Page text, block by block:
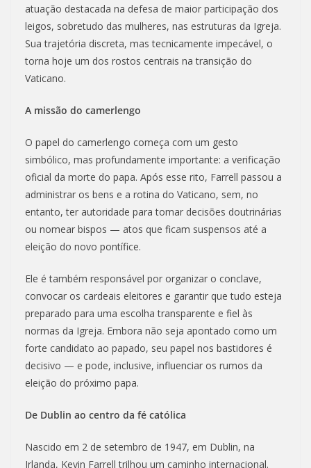
atuação destacada na defesa de maior participação dos
leigos, sobretudo das mulheres, nas estruturas da Igreja.
Sua trajetória discreta, mas tecnicamente impecável, o
torna hoje um dos rostos centrais na transição do
Vaticano.
A missão do camerlengo
O papel do camerlengo começa com um gesto
simbólico, mas profundamente importante: a verificação
oficial da morte do papa. Após esse rito, Farrell passou a
administrar os bens e a rotina do Vaticano, sem, no
entanto, ter autoridade para tomar decisões doutrinárias
ou nomear bispos — atos que ficam suspensos até a
eleição do novo pontífice.
Ele é também responsável por organizar o conclave,
convocar os cardeais eleitores e garantir que tudo esteja
preparado para uma escolha transparente e fiel às
normas da Igreja. Embora não seja apontado como um
forte candidato ao papado, seu papel nos bastidores é
decisivo — e pode, inclusive, influenciar os rumos da
eleição do próximo papa.
De Dublin ao centro da fé católica
Nascido em 2 de setembro de 1947, em Dublin, na
Irlanda, Kevin Farrell trilhou um caminho internacional.